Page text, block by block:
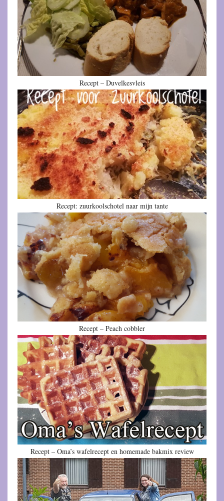
Recept – Duvelkesvleis
Recept: zuurkoolschotel naar mijn tante
Recept – Peach cobbler
Recept – Oma’s wafelrecept en homemade bakmix review